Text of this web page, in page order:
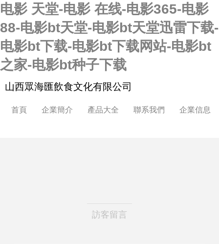
电影 天堂-电影 在线-电影365-电影
88-电影bt天堂-电影bt天堂迅雷下载-
电影bt下载-电影bt下载网站-电影bt
之家-电影bt种子下载
山西眾海匯飲食文化有限公司
首頁 企業簡介 產品大全 聯系我們 企業信息
訪客留言